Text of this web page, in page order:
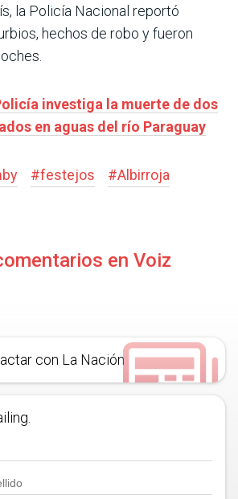
la Policía Nacional reportó
hechos de robo y fueron
investiga la muerte de dos
en aguas del río Paraguay
#festejos #Albirroja
en Voiz
con La Nación